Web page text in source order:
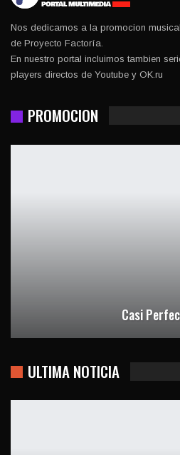
Nos dedicamos a la promocion
de Proyecto Factoría.
En nuestro portal incluimos tambien
players directos de Youtube y OK.ru
PROMOCION
Casi
ULTIMA NOTICIA